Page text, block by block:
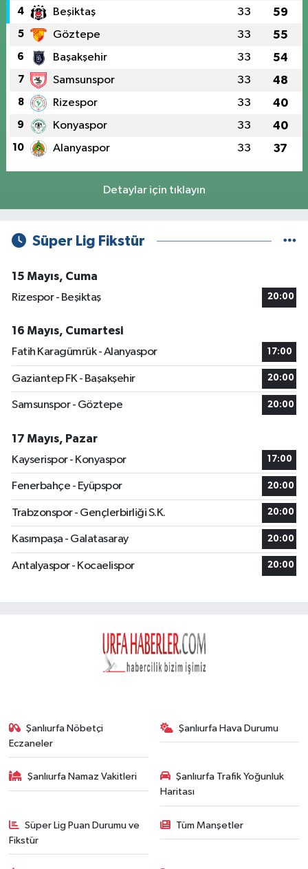
4 Beşiktaş 33 59
5 Göztepe 33 55
6 Başakşehir 33 54
7 Samsunspor 33 48
8 Rizespor 33 40
9 Konyaspor 33 40
10 Alanyaspor 33 37
Detaylar için tıklayın
Süper Lig Fikstür
15 Mayıs, Cuma
Rizespor - Beşiktaş
20:00
16 Mayıs, Cumartesi
Fatih Karagümrük - Alanyaspor
17:00
Gaziantep FK - Başakşehir 20:00
Samsunspor - Göztepe 20:00
17 Mayıs, Pazar
Kayserispor - Konyaspor
17:00
Fenerbahçe - Eyüpspor 20:00
Trabzonspor - Gençlerbirliği S.K. 20:00
Kasımpaşa - Galatasaray 20:00
Antalyaspor - Kocaelispor 20:00
Şanlıurfa Nöbetçi
Eczaneler
Şanlıurfa Hava Durumu
Şanlıurfa Namaz Vakitleri
Şanlıurfa Trafik Yoğunluk
Haritası
Süper Lig Puan Durumu ve
Fikstür
Tüm Manşetler